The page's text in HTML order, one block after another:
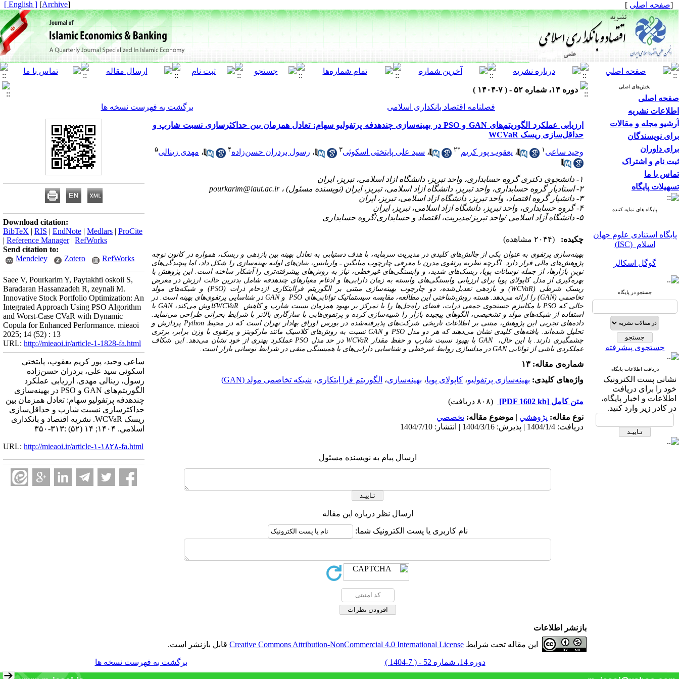
[صفحه اصلی ]
[
Archive
]
[ English ]
بخش‌های اصلی
صفحه اصلی
اطلاعات نشریه
آرشیو مجله و مقالات
برای نویسندگان
برای داوران
ثبت نام و اشتراک
تماس با ما
تسهیلات پایگاه
پایگاه های نمایه کننده
پایگاه استنادی علوم جهان
اسلام (ISC)
گوگل اسکالر
نورمگز
سیویلیکا
پایگاه استنادی علوم جهان
اسلام (ISC)
گوگل اسکالر
مگ ایران
جستجو در پایگاه
جستجوی پیشرفته
دریافت اطلاعات پایگاه
نشانی پست الکترونیک
خود را برای دریافت
اطلاعات و اخبار پایگاه،
در کادر زیر وارد کنید.
دوره ۱۴، شماره ۵۲ - ( ۷-۱۴۰۴ )
فصلنامه اقتصاد بانکداری اسلامی
برگشت به فهرست نسخه ها
ارزیابی عملکرد الگوریتم‌های GAN و PSO در بهینه‌سازی چندهدفه پرتفولیو سهام: تعادل همزمان بین حداکثرسازی نسبت شارپ و
حداقل‌سازی ریسک WCVaR
وحید ساعی ۱ ، یعقوب پور کریم *۲ ، سید علی پایتختی اسکوئی۳ ، رسول بردران حسن‌زاده۴ ، مهدی زینالی۵
۱- دانشجوی دکتری گروه حسابداری، واحد تبریز، دانشگاه ازاد اسلامی، تبریز، ایران
۲- استادیار گروه حسابداری، واحد تبریز، دانشگاه ازاد اسلامی، تبریز، ایران (نویسنده مسئول) ،
pourkarim@iaut.ac.ir
۳- دانشیار گروه اقتصاد، واحد تبریز، دانشگاه ازاد اسلامی، تبریز، ایران
۴- گروه حسابداری، واحد تبریز، دانشگاه ازاد اسلامی، تبریز، ایران
۵- دانشگاه آزاد اسلامی /واحد تبریز/مدیریت، اقتصاد و حسابداری/گروه حسابداری
چکیده: (۲۰۴۴ مشاهده)
بهینه‌سازی پرتفوی به عنوان یکی از چالش‌های کلیدی در مدیریت سرمایه، با هدف دستیابی به تعادل بهینه بین بازدهی و ریسک، همواره در کانون توجه
پژوهش‌های مالی قرار دارد. اگرچه نظریه پرتفوی مدرن با معرفی چارچوب میانگین ـ واریانس، بنیان‌های اولیه بهینه‌سازی را شکل داد، اما پیچیدگی‌های
نوین بازارها، از جمله نوسانات پویا، ریسک‌های شدید، و وابستگی‌های غیرخطی، نیاز به روش‌های پیشرفته‌تری را آشکار ساخته است. این پژوهش با
بهره‌گیری از مدل کاپولای پویا برای ارزیابی وابستگی‌های وابسته به زمان دارایی‌ها و ادغام معیارهای چندهدفه شامل بدترین حالت ارزش در معرض
ریسک شرطی (WCVaR)و بازدهی تعدیل‌شده، دو چارچوب بهینه‌سازی مبتنی بر الگوریتم فراابتکاری ازدحام ذرات (PSO) و شبکه‌های مولد
تخاصمی (GAN)را ارائه می‌دهد. هسته روش‌شناختی این مطالعه، مقایسه سیستماتیک توانایی‌های PSO و GANدر شناسایی پرتفوی‌های بهینه است. در
حالی که PSO با مکانیزم جستجوی جمعی ذرات، فضای راه‌حل‌ها را با تمرکز بر بهبود همزمان نسبت شارپ و کاهش WCVaRکاوش می‌کند، GAN با
استفاده از شبکه‌های مولد و تشخیصی، الگوهای پیچیده بازار را شبیه‌سازی کرده و پرتفوی‌هایی با سازگاری بالاتر با شرایط بحرانی طراحی می‌نماید.
داده‌های تجربی این پژوهش، مبتنی بر اطلاعات تاریخی شرکت‌های پذیرفته‌شده در بورس اوراق بهادار تهران است که در محیط Python پردازش و
تحلیل شده‌اند. یافته‌های کلیدی نشان می‌دهند که هر دو مدل PSO و GANنسبت به روش‌های کلاسیک مانند مارکویتز و پرتفوی با وزن برابر، برتری
چشمگیری دارند. با این حال،
GAN با بهبود نسبت شارپ و حفظ مقدار WCVaR در حد مدل PSOعملکرد بهتری از خود نشان می‌دهد. این شکاف
عملکردی ناشی از توانایی GANدر مدلسازی روابط غیرخطی و شناسایی دارایی‌های با همبستگی منفی در شرایط نوسانی بازار است.
شماره‌ی مقاله: ۱۳
واژه‌های کلیدی: بهینه‌سازی پرتفولیو، کاپولای پویا، بهینه‌سازی، الگوریتم فرا ابتکاری، شبکه‌ تخاصمی مولد (GAN)
متن کامل [PDF 1602 kb]
(۸۰۸ دریافت)
نوع مقاله: پژوهشي | موضوع مقاله: تخصصي
دریافت: 1404/1/4 | پذیرش: 1404/3/16 | انتشار: 1404/7/10
ارسال پیام به نویسنده مسئول
ارسال نظر درباره این مقاله
نام کاربری یا پست الکترونیک شما:
Download citation:
BibTeX | RIS | EndNote | Medlars | ProCite
| Reference Manager| RefWorks
Send citation to:
Mendeley
Zotero RefWorks
Saee V, Pourkarim Y, Paytakhti oskoii S,
Baradaran Hassanzadeh R, zeynali M.
Innovative Stock Portfolio Optimization: An
Integrated Approach Using PSO Algorithm
and Worst-Case CVaR with Dynamic
Copula for Enhanced Performance. mieaoi
2025; 14 (52) : 13
URL: http://mieaoi.ir/article-1-1828-fa.html
ساعی وحید، پور کریم یعقوب، پایتختی
اسکوئی سید علی، بردران حسن‌زاده
رسول، زینالی مهدی. ارزیابی عملکرد
الگوریتم‌های GAN و PSO در بهینه‌سازی
چندهدفه پرتفولیو سهام: تعادل همزمان بین
حداکثرسازی نسبت شارپ و حداقل‌سازی
ریسک WCVaR. نشریه اقتصاد و بانکداری
اسلامي. ۱۴۰۴; ۱۴ (۵۲) :۳۱۳-۳۵۰
URL: http://mieaoi.ir/article-۱-۱۸۲۸-fa.html
بازنشر اطلاعات
این مقاله تحت شرایط Creative Commons Attribution-NonCommercial 4.0 International License قابل بازنشر است.
دوره 14، شماره 52 - ( 7-1404 ) برگشت به فهرست نسخه ها